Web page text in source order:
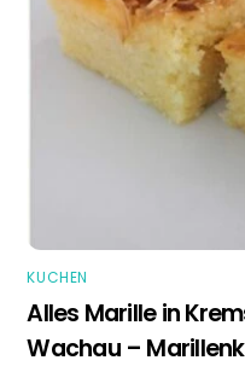
KUCHEN
Alles Marille in
Wachau –